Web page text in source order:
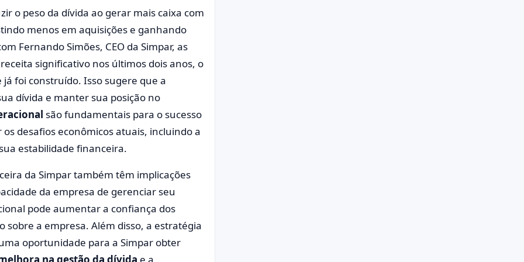
o peso da dívida ao gerar mais caixa com
menos em aquisições e ganhando
Fernando Simões, CEO da Simpar, as
significativo nos últimos dois anos, o
foi construído. Isso sugere que a
dívida e manter sua posição no
são fundamentais para o sucesso
desafios econômicos atuais, incluindo a
estabilidade financeira.
da Simpar também têm implicações
da empresa de gerenciar seu
pode aumentar a confiança dos
a empresa. Além disso, a estratégia
oportunidade para a Simpar obter
na gestão da dívida e a